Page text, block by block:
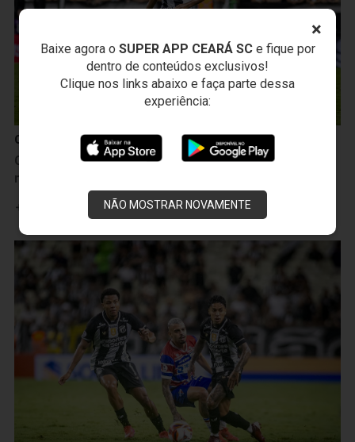
×
Baixe agora o SUPER APP CEARÁ SCe fique por
dentro de conteúdos exclusivos!
Clique nos links abaixo e faça parte dessa
experiência:
NÃO MOSTRAR NOVAMENTE
Campeonato Cearense
Camp. Cearense: Ceará acaba superado nos pênaltis
na final e é vice-campeão do Estadual